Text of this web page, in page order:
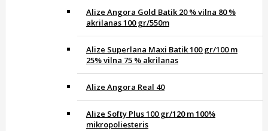
Alize Angora Gold Batik 20 % vilna 80 %
akrilanas 100 gr/550m
Alize Superlana Maxi Batik 100 gr/100 m
25% vilna 75 % akrilanas
Alize Angora Real 40
Alize Softy Plus 100 gr/120 m 100%
mikropoliesteris